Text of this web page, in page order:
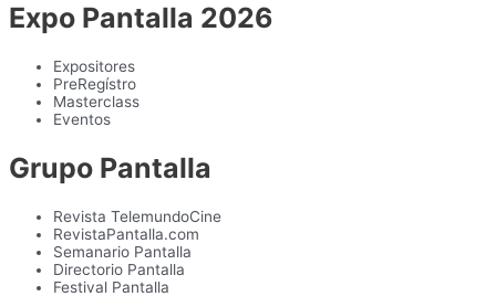
Expo Pantalla 2026
Expositores
PreRegístro
Masterclass
Eventos
Grupo Pantalla
Revista TelemundoCine
RevistaPantalla.com
Semanario Pantalla
Directorio Pantalla
Festival Pantalla